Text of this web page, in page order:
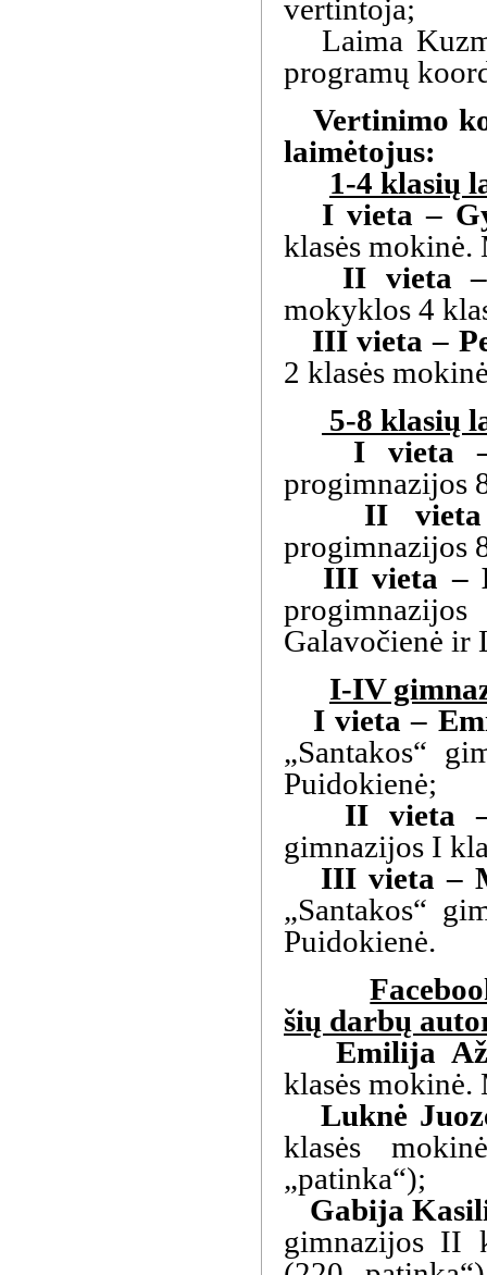
vertintoja;
Laima
programų
Vertinimo
laimėtojus:
1-4 klasių
I vieta –
klasės
II vieta –
mokyklos 4
III vieta –
2 klasės
5-8 klasių
I vieta –
progimnazijos
II vieta
progimnazijos
III vieta –
Galavočienė ir
I-IV
I vieta –
„Santakos“
Puidokienė;
II vieta –
gimnazijos I
III vieta –
„Santakos“
Puidokienė.
šių darbų
Emilija
klasės
Luknė
klasės
„patinka“);
Gabija
gimnazijos II